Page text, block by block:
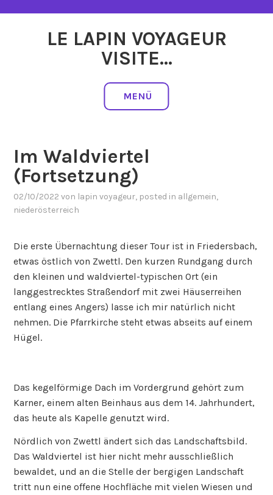
LE LAPIN VOYAGEUR
VISITE…
MENÜ
Im Waldviertel
(Fortsetzung)
02/10/2022 von lapin voyageur, posted in allgemein,
niederösterreich
Die erste Übernachtung dieser Tour ist in Friedersbach,
etwas östlich von Zwettl. Den kurzen Rundgang durch
den kleinen und waldviertel-typischen Ort (ein
langgestrecktes Straßendorf mit zwei Häuserreihen
entlang eines Angers) lasse ich mir natürlich nicht
nehmen. Die Pfarrkirche steht etwas abseits auf einem
Hügel.
Das kegelförmige Dach im Vordergrund gehört zum
Karner, einem alten Beinhaus aus dem 14. Jahrhundert,
das heute als Kapelle genutzt wird.
Nördlich von Zwettl ändert sich das Landschaftsbild.
Das Waldviertel ist hier nicht mehr ausschließlich
bewaldet, und an die Stelle der bergigen Landschaft
tritt nun eine offene Hochfläche mit vielen Wiesen und